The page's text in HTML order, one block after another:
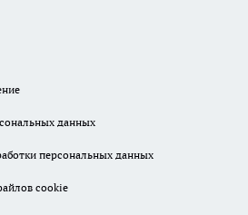
данных
персональных данных
cookie